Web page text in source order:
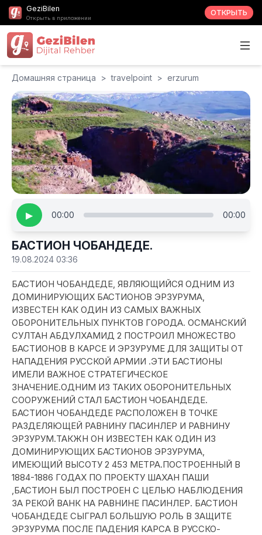
GeziBilen
Открыть в приложении
ОТКРЫТЬ
Домашняя страница > travelpoint > erzurum
▶ 00:00 00:00
БАСТИОН ЧОБАНДЕДЕ.
19.08.2024 03:36
БАСТИОН ЧОБАНДЕДЕ, ЯВЛЯЮЩИЙСЯ ОДНИМ ИЗ
ДОМИНИРУЮЩИХ БАСТИОНОВ ЭРЗУРУМА,
ИЗВЕСТЕН КАК ОДИН ИЗ САМЫХ ВАЖНЫХ
ОБОРОНИТЕЛЬНЫХ ПУНКТОВ ГОРОДА. ОСМАНСКИЙ
СУЛТАН АБДУЛХАМИД 2 ПОСТРОИЛ МНОЖЕСТВО
БАСТИОНОВ В КАРСЕ И ЭРЗУРУМЕ ДЛЯ ЗАЩИТЫ ОТ
НАПАДЕНИЯ РУССКОЙ АРМИИ .ЭТИ БАСТИОНЫ
ИМЕЛИ ВАЖНОЕ СТРАТЕГИЧЕСКОЕ
ЗНАЧЕНИЕ.ОДНИМ ИЗ ТАКИХ ОБОРОНИТЕЛЬНЫХ
СООРУЖЕНИЙ СТАЛ БАСТИОН ЧОБАНДЕДЕ.
БАСТИОН ЧОБАНДЕДЕ РАСПОЛОЖЕН В ТОЧКЕ
РАЗДЕЛЯЮЩЕЙ РАВНИНУ ПАСИНЛЕР И РАВНИНУ
ЭРЗУРУМ.ТАКЖН ОН ИЗВЕСТЕН КАК ОДИН ИЗ
ДОМИНИРУЮЩИХ БАСТИОНОВ ЭРЗУРУМА,
ИМЕЮЩИЙ ВЫСОТУ 2 453 МЕТРА.ПОСТРОЕННЫЙ В
1884-1886 ГОДАХ ПО ПРОЕКТУ ШАХАН ПАШИ
,БАСТИОН БЫЛ ПОСТРОЕН С ЦЕЛЬЮ НАБЛЮДЕНИЯ
ЗА РЕКОЙ ВАНК НА РАВНИНЕ ПАСИНЛЕР. БАСТИОН
ЧОБАНДЕДЕ СЫГРАЛ БОЛЬШУЮ РОЛЬ В ЗАЩИТЕ
ЭРЗУРУМА ПОСЛЕ ПАДЕНИЯ КАРСА В РУССКО-